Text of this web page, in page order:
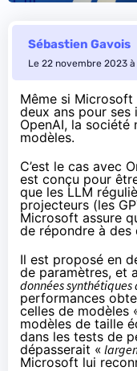
Sébastien Gavois
Le 22 novembre 2023
Même si
deux ans pour ses
OpenAI, la société
modèles.
C’est le cas avec
est conçu pour
que les LLM
projecteurs (les
Microsoft assure
de répondre à des
Il est proposé en
de paramètres, et
données
performances
celles de modèles
modèles de taille
dans les tests de
dépasserait «
Microsoft lui